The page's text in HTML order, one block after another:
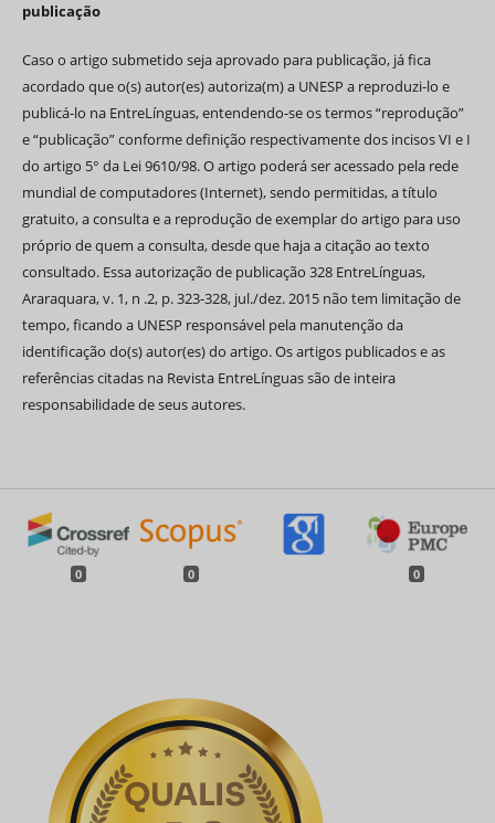
publicação
Caso o artigo submetido seja aprovado para publicação, já fica
acordado que o(s) autor(es) autoriza(m) a UNESP a reproduzi-lo e
publicá-lo na EntreLínguas, entendendo-se os termos “reprodução”
e “publicação” conforme definição respectivamente dos incisos VI e I
do artigo 5° da Lei 9610/98. O artigo poderá ser acessado pela rede
mundial de computadores (Internet), sendo permitidas, a título
gratuito, a consulta e a reprodução de exemplar do artigo para uso
próprio de quem a consulta, desde que haja a citação ao texto
consultado. Essa autorização de publicação 328 EntreLínguas,
Araraquara, v. 1, n .2, p. 323-328, jul./dez. 2015 não tem limitação de
tempo, ficando a UNESP responsável pela manutenção da
identificação do(s) autor(es) do artigo. Os artigos publicados e as
referências citadas na Revista EntreLínguas são de inteira
responsabilidade de seus autores.
0 0 0